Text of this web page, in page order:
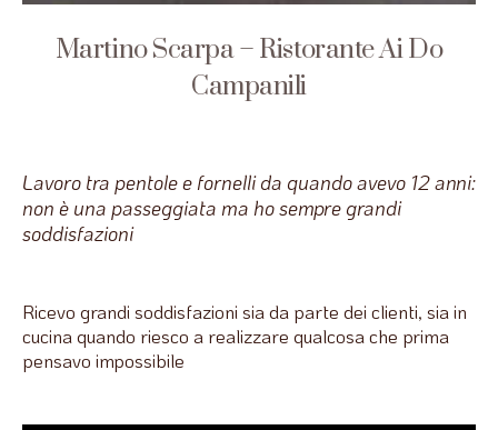
Martino Scarpa – Ristorante Ai Do
Campanili
Lavoro tra pentole e fornelli da quando avevo 12 anni:
non è una passeggiata ma ho sempre grandi
soddisfazioni
Ricevo grandi soddisfazioni sia da parte dei clienti, sia in
cucina quando riesco a realizzare qualcosa che prima
pensavo impossibile